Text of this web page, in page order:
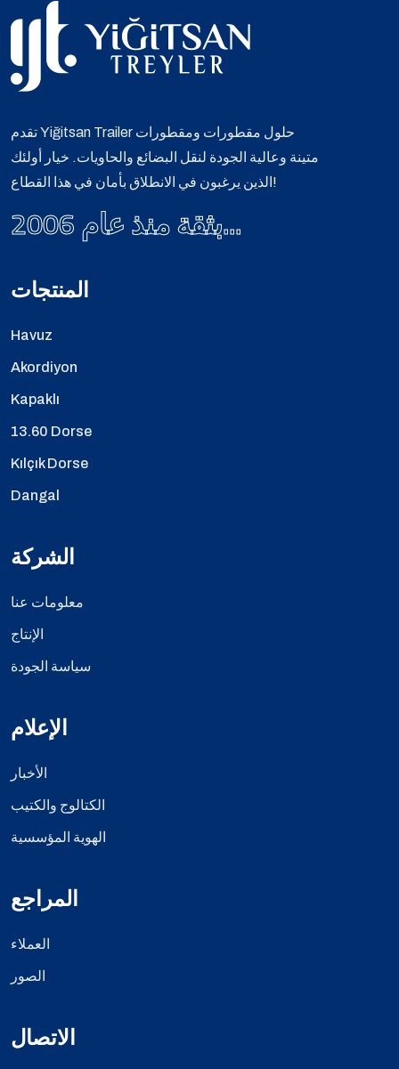
تقدم Yiğitsan Trailer حلول مقطورات ومقطورات
متينة وعالية الجودة لنقل البضائع والحاويات. خيار أولئك
الذين يرغبون في الانطلاق بأمان في هذا القطاع!
بثقة منذ عام 2006...
المنتجات
Havuz
Akordiyon
Kapaklı
13.60 Dorse
Kılçık Dorse
Dangal
الشركة
معلومات عنا
الإنتاج
سياسة الجودة
الإعلام
الأخبار
الكتالوج والكتيب
الهوية المؤسسية
المراجع
العملاء
الصور
الاتصال